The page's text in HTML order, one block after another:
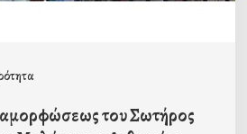
του Σωτήρος